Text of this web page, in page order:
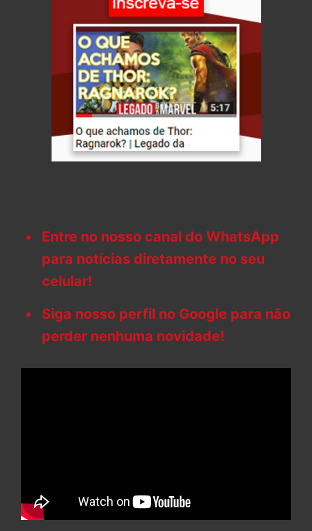
Entre no nosso canal do WhatsApp
para notícias diretamente no seu
celular!
Siga nosso perfil no Google para não
perder nenhuma novidade!